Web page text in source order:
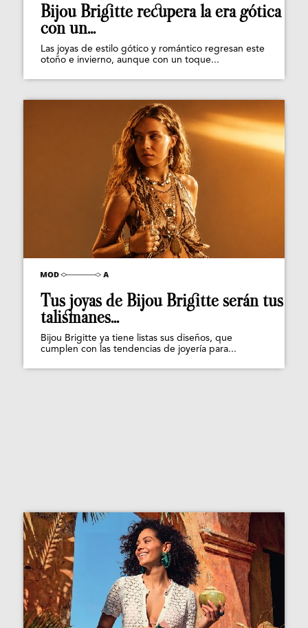
Bijou Brigitte recupera la era gótica
con un...
Las joyas de estilo gótico y romántico regresan este
otoño e invierno, aunque con un toque...
Tus joyas de Bijou Brigitte serán tus
talismanes...
Bijou Brigitte ya tiene listas sus diseños, que
cumplen con las tendencias de joyería para...